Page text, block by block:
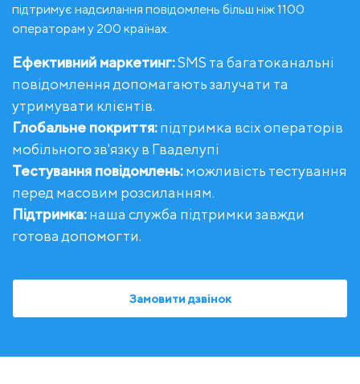
підтримує надсилання повідомлень більш ніж 1100
операторам у 200 країнах.
Ефективний маркетинг:SMS та багатоканальні
повідомлення допомагають залучати та
утримувати клієнтів.
Глобальне покриття:підтримка всіх операторів
мобільного зв'язку в Гваделупі
Тестування повідомлень:можливість тестування
перед масовим розсиланням.
Підтримка:наша служба підтримки завжди
готова допомогти.
Замовити дзвінок